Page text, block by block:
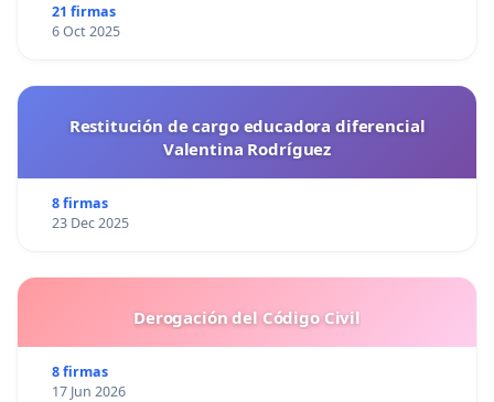
21 firmas
6 Oct 2025
Restitución de cargo educadora diferencial
Valentina Rodríguez
8 firmas
23 Dec 2025
Derogación del Código Civil
8 firmas
17 Jun 2026